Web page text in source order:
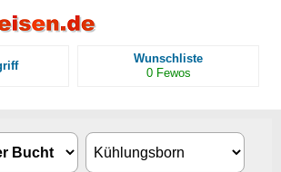
Wunschliste
0 Fewos